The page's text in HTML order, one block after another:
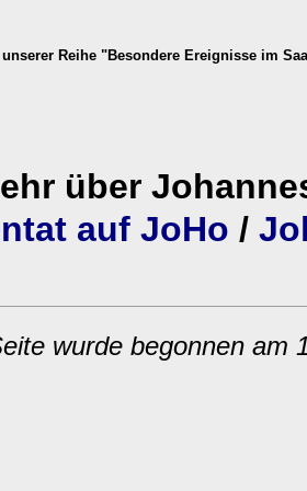
unserer Reihe "Besondere Ereignisse im
über
auf JoHo /
wurde begonnen